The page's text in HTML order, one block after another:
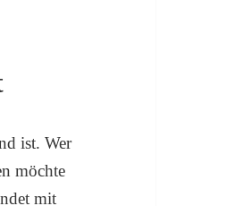
ist. Wer
möchte
mit